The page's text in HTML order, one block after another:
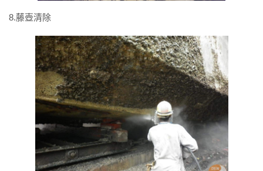
8.藤壺清除